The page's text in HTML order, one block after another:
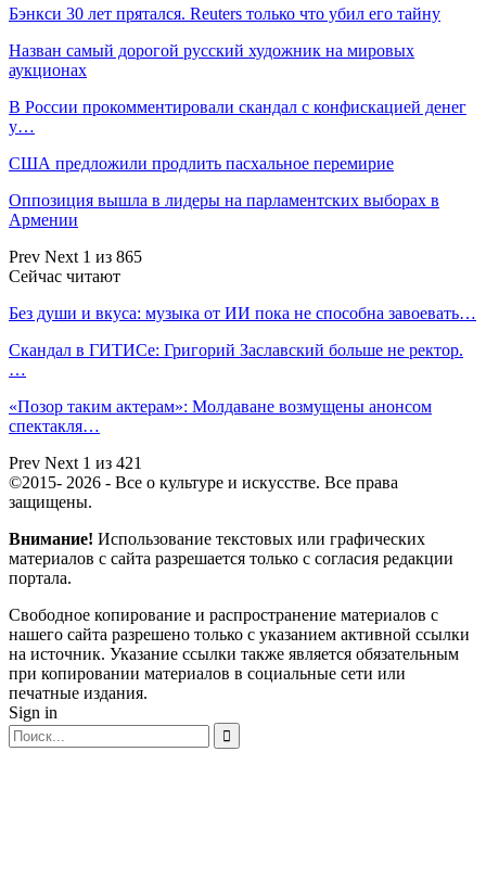
Бэнкси 30 лет прятался. Reuters только что убил его тайну
Назван самый дорогой русский художник на мировых
аукционах
В России прокомментировали скандал с конфискацией денег
у…
США предложили продлить пасхальное перемирие
Оппозиция вышла в лидеры на парламентских выборах в
Армении
Prev Next 1 из 865
Сейчас читают
Без души и вкуса: музыка от ИИ пока не способна завоевать…
Скандал в ГИТИСе: Григорий Заславский больше не ректор.
…
«Позор таким актерам»: Молдаване возмущены анонсом
спектакля…
Prev Next 1 из 421
©2015- 2026 - Все о культуре и искусстве. Все права
защищены.
Внимание! Использование текстовых или графических
материалов с сайта разрешается только c согласия редакции
портала.
Свободное копирование и распространение материалов с
нашего сайта разрешено только с указанием активной ссылки
на источник. Указание ссылки также является обязательным
при копировании материалов в социальные сети или
печатные издания.
Sign in